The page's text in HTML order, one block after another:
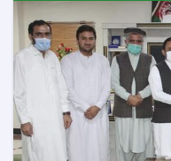
praised
the
of
Kabul
and
Nangarhar